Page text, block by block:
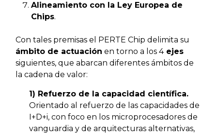
Alineamiento con la Ley Europea de
Chips.
Con tales premisas el PERTE Chip delimita su
ámbito de actuación en torno a los 4ejes
siguientes, que abarcan diferentes ámbitos de
la cadena de valor:
1) Refuerzo de la capacidad científica.
Orientado al refuerzo de las capacidades de
I+D+i, con foco en los microprocesadores de
vanguardia y de arquitecturas alternativas,